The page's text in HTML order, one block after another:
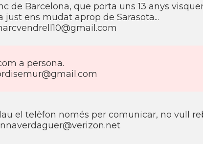
de Barcelona, que porta uns 13 anys
just ens mudat aprop de Sarasota...
a persona.
el telèfon només per comunicar, no vull